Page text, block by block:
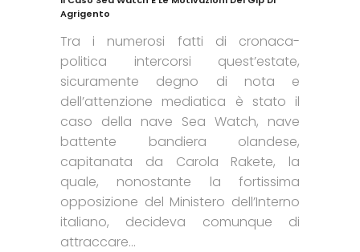
Agrigento
Tra i numerosi fatti di cronaca-
politica intercorsi quest’estate,
sicuramente degno di nota e
dell’attenzione mediatica è stato il
caso della nave Sea Watch, nave
battente bandiera olandese,
capitanata da Carola Rakete, la
quale, nonostante la fortissima
opposizione del Ministero dell’Interno
italiano, decideva comunque di
attraccare...